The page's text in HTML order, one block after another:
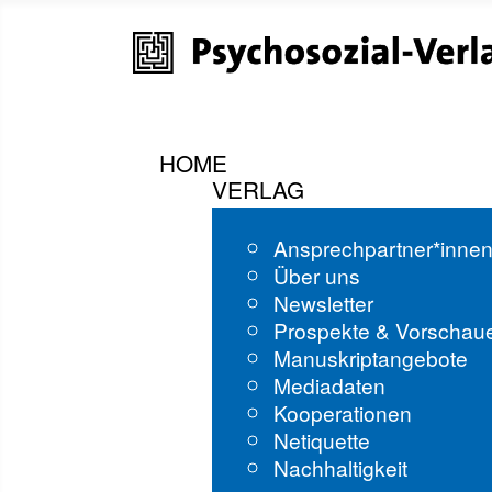
HOME
VERLAG
Über uns
Newsletter
Prospekte &
Manuskriptangebote
Mediadaten
Kooperationen
Netiquette
Nachhaltigkeit